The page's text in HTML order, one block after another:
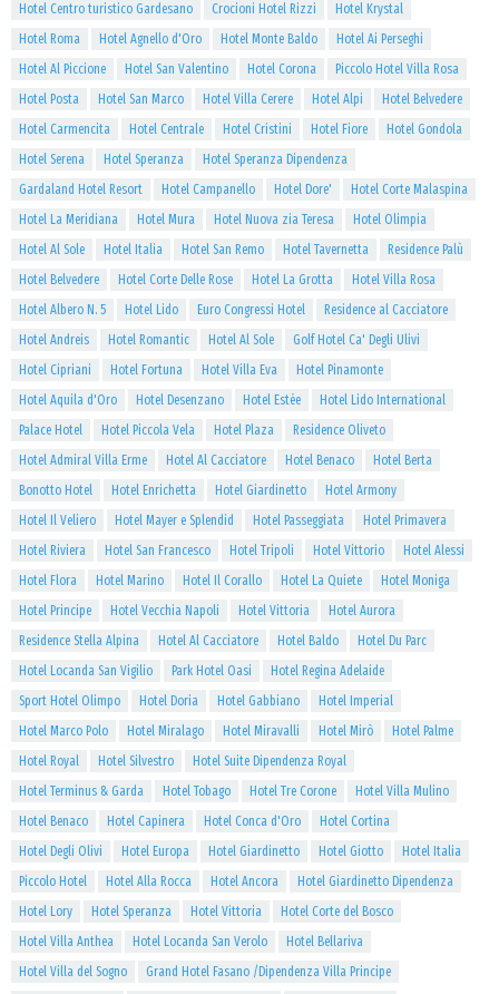
Hotel Centro turistico Gardesano
Crocioni Hotel Rizzi
Hotel Krystal
Hotel Roma
Hotel Agnello d'Oro Hotel Monte Baldo
Hotel Ai Perseghi
Hotel Al Piccione
Hotel San Valentino Hotel Corona
Piccolo Hotel Villa Rosa
Hotel Posta
Hotel San Marco Hotel Villa Cerere Hotel Alpi
Hotel Belvedere
Hotel Carmencita
Hotel Centrale Hotel Cristini Hotel Fiore
Hotel Gondola
Hotel Serena
Hotel Speranza
Hotel Speranza Dipendenza
Gardaland Hotel Resort
Hotel Campanello Hotel Dore'
Hotel Corte Malaspina
Hotel La Meridiana
Hotel Mura Hotel Nuova zia Teresa
Hotel Olimpia
Hotel Al Sole
Hotel Italia Hotel San Remo Hotel Tavernetta
Residence Palù
Hotel Belvedere
Hotel Corte Delle Rose Hotel La Grotta
Hotel Villa Rosa
Hotel Albero N. 5
Hotel Lido Euro Congressi Hotel
Residence al Cacciatore
Hotel Andreis
Hotel Romantic Hotel Al Sole
Golf Hotel Ca' Degli Ulivi
Hotel Cipriani
Hotel Fortuna Hotel Villa Eva
Hotel Pinamonte
Hotel Aquila d'Oro
Hotel Desenzano Hotel Estée
Hotel Lido International
Palace Hotel
Hotel Piccola Vela Hotel Plaza
Residence Oliveto
Hotel Admiral Villa Erme
Hotel Al Cacciatore Hotel Benaco
Hotel Berta
Bonotto Hotel
Hotel Enrichetta Hotel Giardinetto
Hotel Armony
Hotel Il Veliero
Hotel Mayer e Splendid Hotel Passeggiata
Hotel Primavera
Hotel Riviera
Hotel San Francesco Hotel Tripoli Hotel Vittorio
Hotel Alessi
Hotel Flora
Hotel Marino Hotel Il Corallo Hotel La Quiete
Hotel Moniga
Hotel Principe
Hotel Vecchia Napoli Hotel Vittoria
Hotel Aurora
Residence Stella Alpina
Hotel Al Cacciatore Hotel Baldo
Hotel Du Parc
Hotel Locanda San Vigilio
Park Hotel Oasi
Hotel Regina Adelaide
Sport Hotel Olimpo
Hotel Doria Hotel Gabbiano
Hotel Imperial
Hotel Marco Polo
Hotel Miralago Hotel Miravalli Hotel Mirò
Hotel Palme
Hotel Royal
Hotel Silvestro
Hotel Suite Dipendenza Royal
Hotel Terminus & Garda
Hotel Tobago Hotel Tre Corone
Hotel Villa Mulino
Hotel Benaco
Hotel Capinera Hotel Conca d'Oro
Hotel Cortina
Hotel Degli Olivi
Hotel Europa Hotel Giardinetto Hotel Giotto
Hotel Italia
Piccolo Hotel
Hotel Alla Rocca Hotel Ancora
Hotel Giardinetto Dipendenza
Hotel Lory
Hotel Speranza Hotel Vittoria
Hotel Corte del Bosco
Hotel Villa Anthea
Hotel Locanda San Verolo
Hotel Bellariva
Hotel Villa del Sogno
Grand Hotel Fasano /Dipendenza Villa Principe